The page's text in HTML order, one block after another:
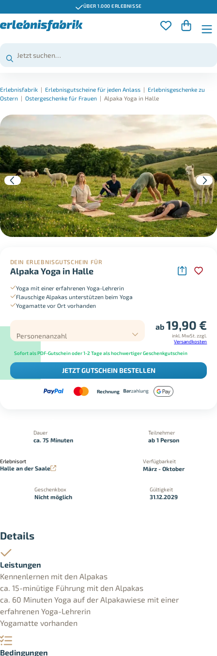
ÜBER 1.000 ERLEBNISSE
Erlebnisfabrik | Erlebnisgutscheine für jeden Anlass | Erlebnisgeschenke zu
Ostern | Ostergeschenke für Frauen | Alpaka Yoga in Halle
DEIN ERLEBNISGUTSCHEIN FÜR
Alpaka Yoga in Halle
Yoga mit einer erfahrenen Yoga-Lehrerin
Flauschige Alpakas unterstützen beim Yoga
Yogamatte vor Ort vorhanden
Personenanzahl
ab19,90 €
inkl. MwSt. zzgl.
Versandkosten
Sofort als PDF-Gutschein oder 1-2 Tage als hochwertiger Geschenkgutschein
JETZT GUTSCHEIN BESTELLEN
Rechnung
Dauer
ca. 75 Minuten
Teilnehmer
ab 1 Person
Erlebnisort
Halle an der Saale
Verfügbarkeit
März - Oktober
Geschenkbox
Nicht möglich
Gültigkeit
31.12.2029
Details
Leistungen
Kennenlernen mit den Alpakas
ca. 15-minütige Führung mit den Alpakas
ca. 60 Minuten Yoga auf der Alpakawiese mit einer
erfahrenen Yoga-Lehrerin
Yogamatte vorhanden
Bedingungen